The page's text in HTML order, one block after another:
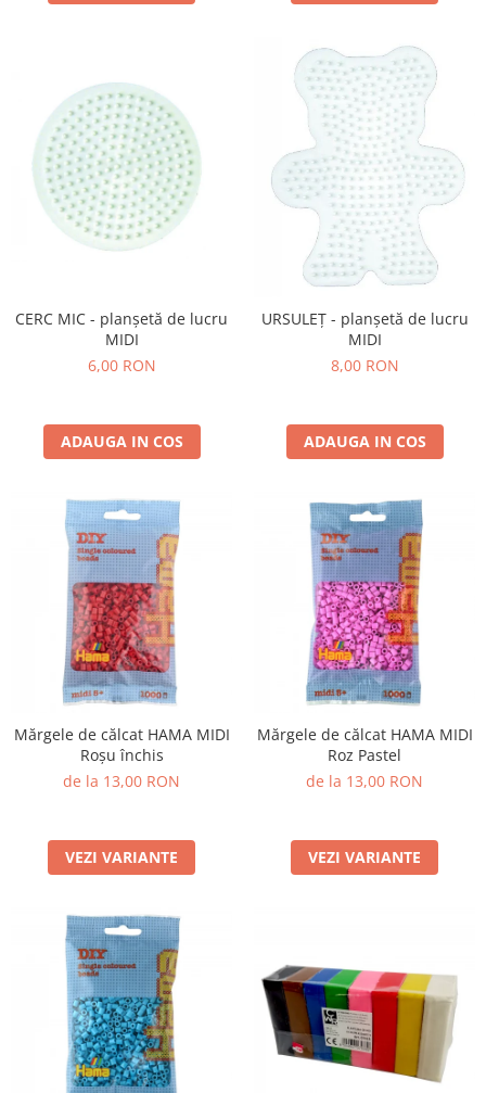
CERC MIC - planșetă de lucru
MIDI
6,00 RON
ADAUGA IN COS
URSULEȚ - planșetă de lucru
MIDI
8,00 RON
ADAUGA IN COS
Mărgele de călcat HAMA MIDI
Roșu închis
de la 13,00 RON
VEZI VARIANTE
Mărgele de călcat HAMA MIDI
Roz Pastel
de la 13,00 RON
VEZI VARIANTE